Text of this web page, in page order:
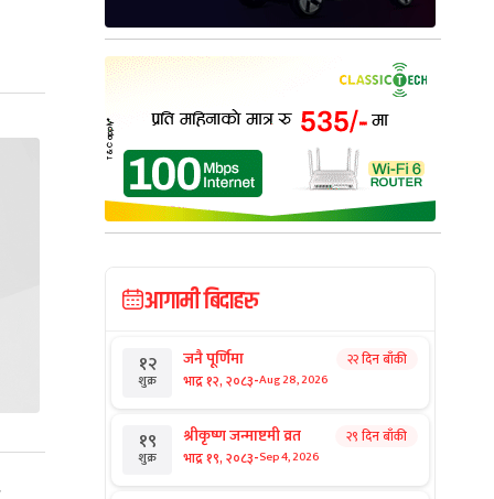
आगामी बिदाहरु
१२
शुक्र
जनै पूर्णिमा
भाद्र १२, २०८३-Aug 28, 2026
२२ दिन बाँकी
१९
शुक्र
श्रीकृष्ण जन्माष्टमी व्रत
भाद्र १९, २०८३-Sep 4, 2026
२९ दिन बाँकी